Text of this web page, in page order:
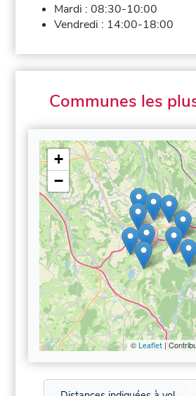
Mardi :08:30-10:00
Vendredi : 14:00-18:00
Communes les
+
−
© Leaflet|